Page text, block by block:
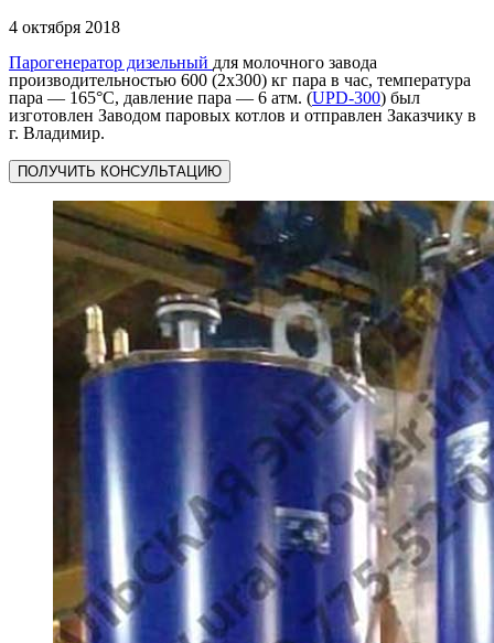
4 октября 2018
Парогенератор дизельный для молочного завода
производительностью 600 (2x300) кг пара в час, температура
пара — 165°C, давление пара — 6 атм. (UPD-300) был
изготовлен Заводом паровых котлов и отправлен Заказчику в
г. Владимир.
ПОЛУЧИТЬ КОНСУЛЬТАЦИЮ